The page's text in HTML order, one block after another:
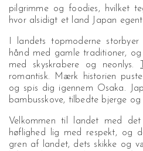
pilgrimme og foodies, hvilket
hvor alsidigt et land Japan
I landets topmoderne
hånd med gamle traditioner,
med skyskrabere og neonlys.
romantisk. Mærk historien
og spis dig igennem Osaka.
bambusskove, tilbedte bjerge og
Velkommen til landet med
høflighed lig med respekt, og
gren af landet, dets skikke og